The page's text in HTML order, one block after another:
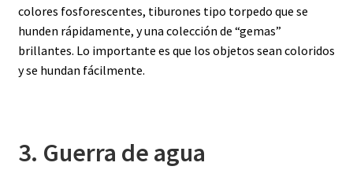
colores fosforescentes, tiburones tipo torpedo que se
hunden rápidamente, y una colección de “gemas”
brillantes. Lo importante es que los objetos sean coloridos
y se hundan fácilmente.
3. Guerra de agua